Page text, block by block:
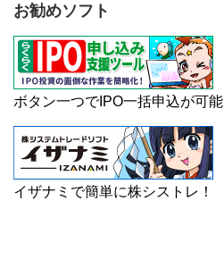
お勧めソフト
ボタン一つでIPO一括申込が可能
イザナミで簡単に株シストレ！